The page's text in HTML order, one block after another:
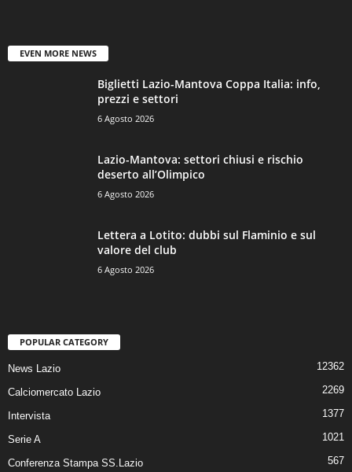
EVEN MORE NEWS
Biglietti Lazio-Mantova Coppa Italia: info,
prezzi e settori
6 Agosto 2026
Lazio-Mantova: settori chiusi e rischio
deserto all’Olimpico
6 Agosto 2026
Lettera a Lotito: dubbi sul Flaminio e sul
valore del club
6 Agosto 2026
POPULAR CATEGORY
News Lazio 12362
Calciomercato Lazio 2269
Intervista 1377
Serie A 1021
Conferenza Stampa SS.Lazio 567